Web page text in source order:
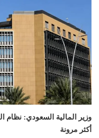
وزير المالية السعودي: نظام
أكثر مرونة